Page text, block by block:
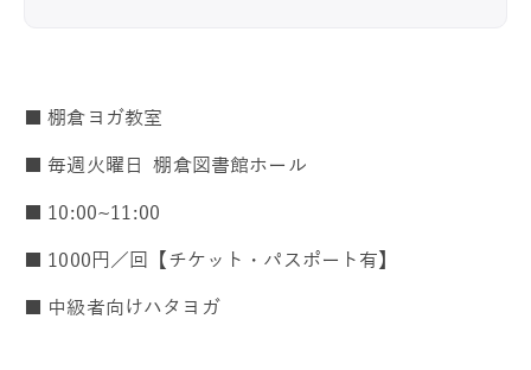
■ 棚倉ヨガ教室
■ 毎週火曜日 棚倉図書館ホール
■ 10:00~11:00
■ 1000円／回【チケット・パスポート有】
■ 中級者向けハタヨガ